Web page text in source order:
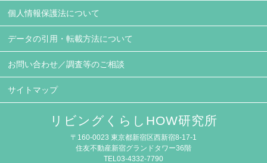
個人情報保護法について
データの引用・転載方法について
お問い合わせ／調査等のご相談
サイトマップ
リビングくらしHOW研究所
〒160-0023 東京都新宿区西新宿8-17-1
住友不動産新宿グランドタワー36階
TEL03-4332-7790